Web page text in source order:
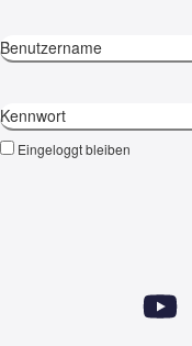
Benutzername
Kennwort
Eingeloggt bleiben